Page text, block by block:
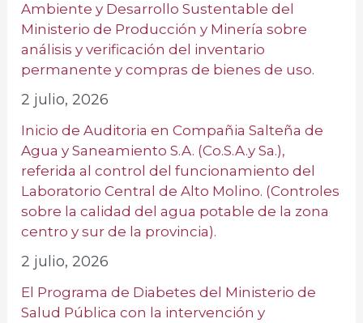
Ambiente y Desarrollo Sustentable del
Ministerio de Producción y Minería sobre
análisis y verificación del inventario
permanente y compras de bienes de uso.
2 julio, 2026
Inicio de Auditoria en Compañia Salteña de
Agua y Saneamiento S.A. (Co.S.A.y Sa.),
referida al control del funcionamiento del
Laboratorio Central de Alto Molino. (Controles
sobre la calidad del agua potable de la zona
centro y sur de la provincia).
2 julio, 2026
El Programa de Diabetes del Ministerio de
Salud Pública con la intervención y